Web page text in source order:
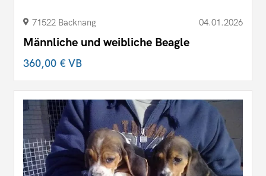
71522 Backnang 04.01.2026
Männliche und weibliche Beagle
360,00 €VB